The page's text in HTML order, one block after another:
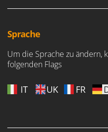
Sprache
Um die Sprache zu ändern,
folgenden Flags
IT UK FR